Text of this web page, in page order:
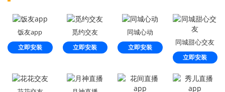
饭友app
立即安装
觅约交友
立即安装
同城心动
立即安装
同城甜心交友
立即安装